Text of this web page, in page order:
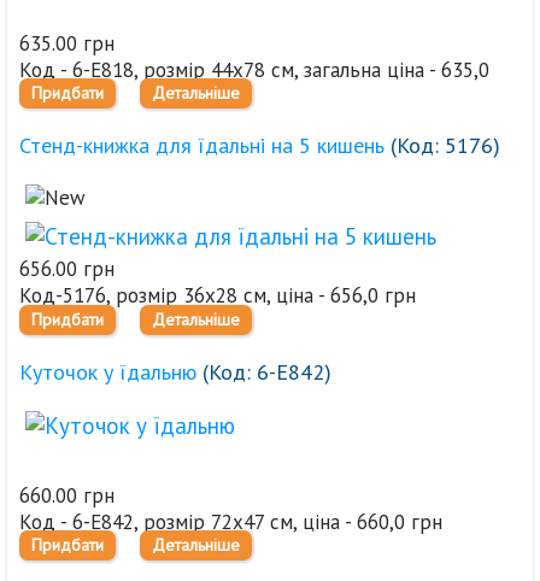
635.00 грн
Код - 6-Е818, розмір 44х78 см, загальна ціна - 635,0
грн
Придбати Детальніше
Стенд-книжка для їдальні на 5 кишень (Код: 5176)
656.00 грн
Код-5176, розмір 36х28 см, ціна - 656,0 грн
Придбати Детальніше
Куточок у їдальню (Код: 6-Е842)
660.00 грн
Код - 6-Е842, розмір 72х47 см, ціна - 660,0 грн
Придбати Детальніше